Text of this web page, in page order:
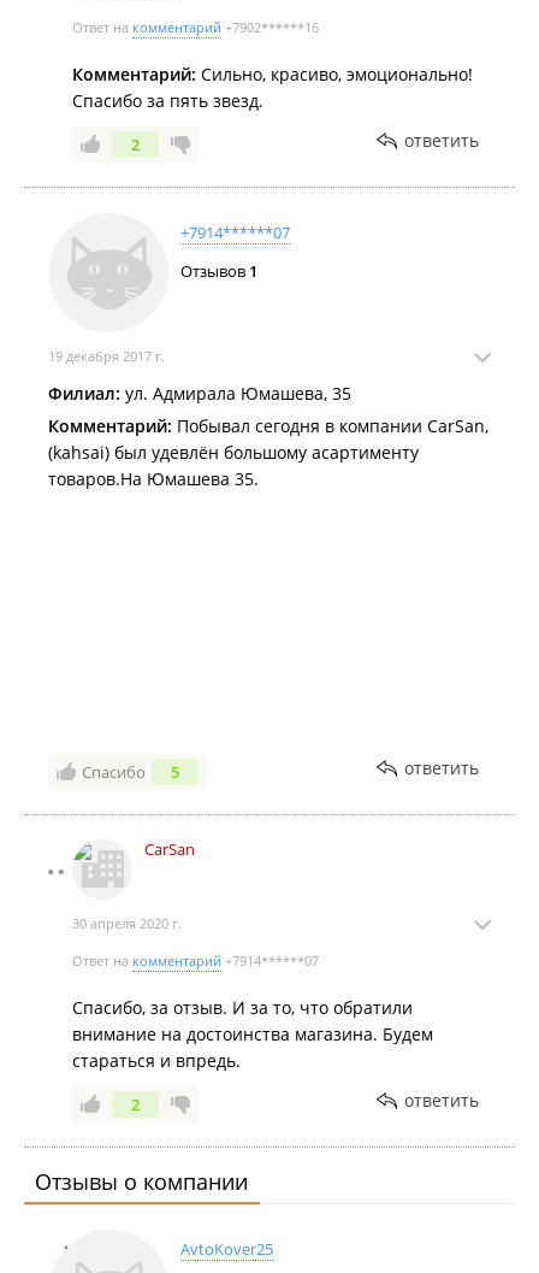
Ответ на комментарий +7902******16
Комментарий: Сильно, красиво, эмоционально!
Спасибо за пять звезд.
2 ответить
+7914******07
Отзывов 1
19 декабря 2017 г.
Филиал: ул. Адмирала Юмашева, 35
Комментарий: Побывал сегодня в компании CarSan,
(kahsai) был удевлён большому асартименту
товаров.На Юмашева 35.
Спасибо 5 ответить
CarSan
30 апреля 2020 г.
Ответ на комментарий +7914******07
Спасибо, за отзыв. И за то, что обратили
внимание на достоинства магазина. Будем
стараться и впредь.
2 ответить
Отзывы о компании
AvtoKover25